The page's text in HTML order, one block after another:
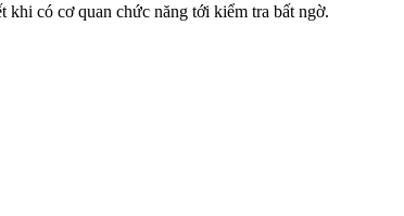
có cơ quan chức năng tới kiểm tra bất ngờ.